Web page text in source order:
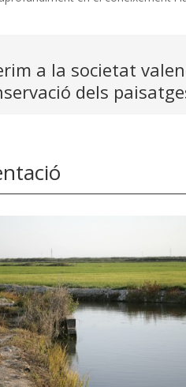
a la societat
dels